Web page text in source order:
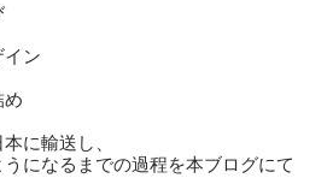
ン
め
に輸送し、
になるまでの過程を本ブログにて